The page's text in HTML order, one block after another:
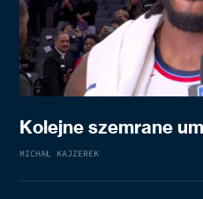
Kolejne szemrane
MICHAŁ KAJZEREK